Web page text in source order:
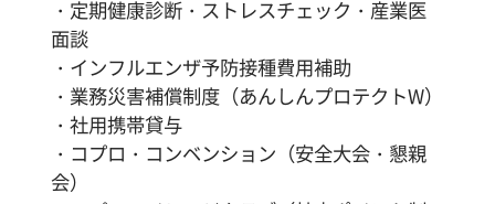
・定期健康診断・ストレスチェック・産業医
面談
・インフルエンザ予防接種費用補助
・業務災害補償制度（あんしんプロテクトW）
・社用携帯貸与
・コプロ・コンベンション（安全大会・懇親
会）